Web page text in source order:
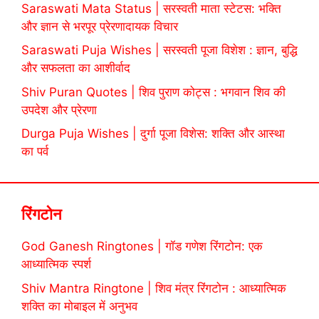
Saraswati Mata Status | सरस्वती माता स्टेटस: भक्ति
और ज्ञान से भरपूर प्रेरणादायक विचार
Saraswati Puja Wishes | सरस्वती पूजा विशेश : ज्ञान, बुद्धि
और सफलता का आशीर्वाद
Shiv Puran Quotes | शिव पुराण कोट्स : भगवान शिव की
उपदेश और प्रेरणा
Durga Puja Wishes | दुर्गा पूजा विशेस: शक्ति और आस्था
का पर्व
रिंगटोन
God Ganesh Ringtones | गॉड गणेश रिंगटोन: एक
आध्यात्मिक स्पर्श
Shiv Mantra Ringtone | शिव मंत्र रिंगटोन : आध्यात्मिक
शक्ति का मोबाइल में अनुभव